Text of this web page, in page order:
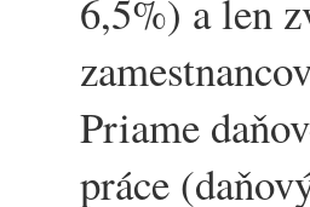
6,5%) a len
Priame
práce